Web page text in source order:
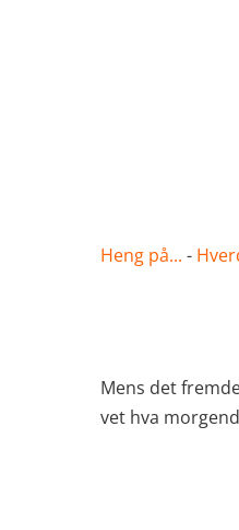
Heng på... -
Mens det
vet hva